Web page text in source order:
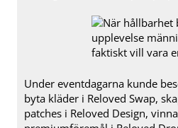
Under eventdagarna kunde
byta kläder i Reloved Swap,
patches i Reloved Design,